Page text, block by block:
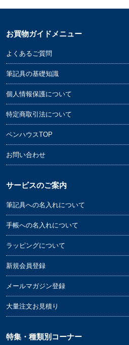
お買物ガイドメニュー
よくあるご質問
筆記具の基礎知識
個人情報保護について
特定商取引法について
ペンハウスTOP
お問い合わせ
サービスのご案内
筆記具への名入れについて
手帳への名入れについて
ラッピングについて
新規会員登録
メールマガジン登録
大量注文お見積り
特集・種類別コーナー